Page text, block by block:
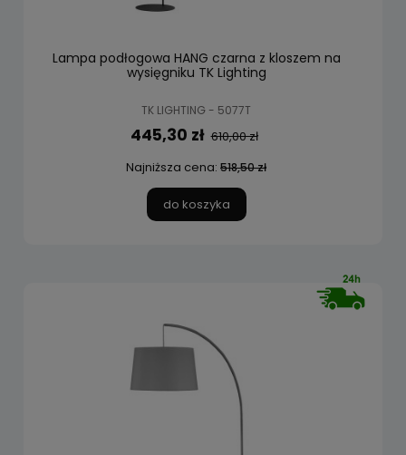
Lampa podłogowa HANG czarna z kloszem na
wysięgniku TK Lighting
TK LIGHTING - 5077T
445,30 zł 610,00 zł
Najniższa cena: 518,50 zł
do koszyka